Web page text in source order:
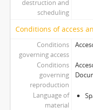
destruction and
scheduling
Conditions of access
Conditions
governing access
Conditions
governing
reproduction
Language of
material